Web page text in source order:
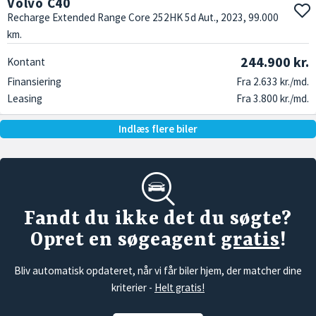
Recharge Extended Range Core 252HK 5d Aut., 2023, 99.000
km.
Kontant 244.900 kr.
Finansiering
Fra 2.633 kr./md.
Leasing
Fra 3.800 kr./md.
Indlæs flere biler
Fandt du ikke det du søgte?
Opret en søgeagent gratis!
Bliv automatisk opdateret, når vi får biler hjem, der matcher dine
kriterier - Helt gratis!